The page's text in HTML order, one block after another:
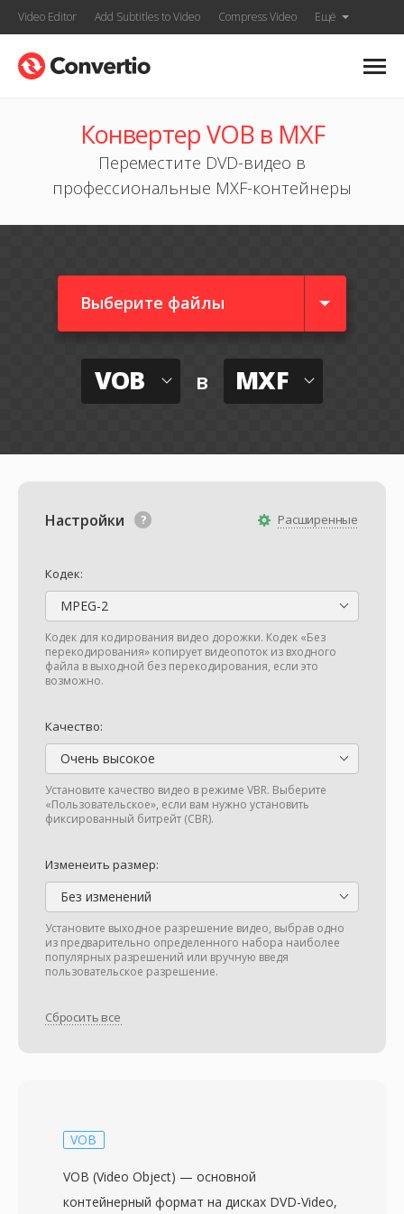
Video Editor Add Subtitles to Video Compress Video Ещё
Конвертер VOB в MXF
Переместите DVD-видео в
профессиональные MXF-контейнеры
Выберите файлы
VOB в MXF
Расширенные
Настройки
Кодек:
MPEG-2
Кодек для кодирования видео дорожки. Кодек «Без
перекодирования» копирует видеопоток из входного
файла в выходной без перекодирования, если это
возможно.
Качество:
Очень высокое
Установите качество видео в режиме VBR. Выберите
«Пользовательское», если вам нужно установить
фиксированный битрейт (CBR).
Изменеить размер:
Без изменений
Установите выходное разрешение видео, выбрав одно
из предварительно определенного набора наиболее
популярных разрешений или вручную введя
пользовательское разрешение.
Сбросить все
VOB
VOB (Video Object) — основной
контейнерный формат на дисках DVD-Video,